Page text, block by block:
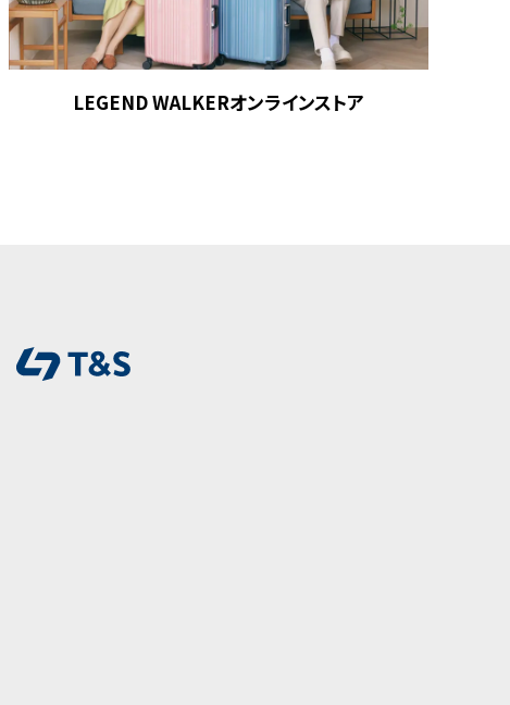
LEGEND WALKERオンラインストア